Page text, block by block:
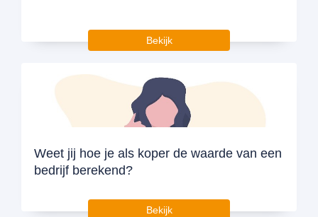
Bekijk
Weet jij hoe je als koper de waarde van een
bedrijf berekend?
Bekijk